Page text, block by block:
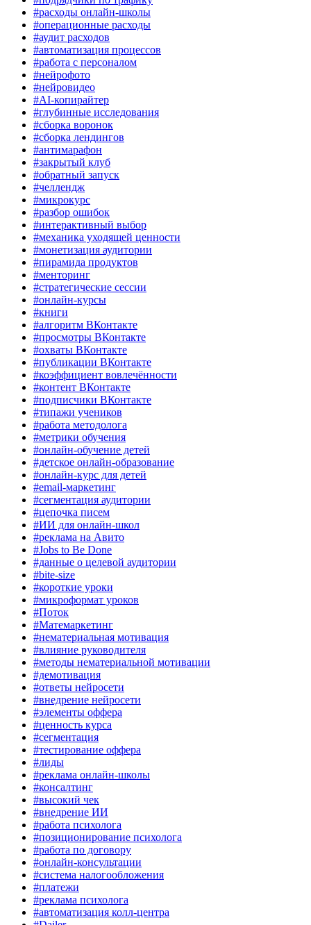
#расходы онлайн-школы
#операционные расходы
#аудит расходов
#автоматизация процессов
#работа с персоналом
#нейрофото
#нейровидео
#AI-копирайтер
#глубинные исследования
#сборка воронок
#сборка лендингов
#антимарафон
#закрытый клуб
#обратный запуск
#челлендж
#микрокурс
#разбор ошибок
#интерактивный выбор
#механика уходящей ценности
#монетизация аудитории
#пирамида продуктов
#менторинг
#стратегические сессии
#онлайн-курсы
#книги
#алгоритм ВКонтакте
#просмотры ВКонтакте
#охваты ВКонтакте
#публикации ВКонтакте
#коэффициент вовлечённости
#контент ВКонтакте
#подписчики ВКонтакте
#типажи учеников
#работа методолога
#метрики обучения
#онлайн-обучение детей
#детское онлайн-образование
#онлайн-курс для детей
#email-маркетинг
#сегментация аудитории
#цепочка писем
#ИИ для онлайн-школ
#реклама на Авито
#Jobs to Be Done
#данные о целевой аудитории
#bite-size
#короткие уроки
#микроформат уроков
#Поток
#Матемаркетинг
#нематериальная мотивация
#влияние руководителя
#методы нематериальной мотивации
#демотивация
#ответы нейросети
#внедрение нейросети
#элементы оффера
#ценность курса
#сегментация
#тестирование оффера
#лиды
#реклама онлайн-школы
#консалтинг
#высокий чек
#внедрение ИИ
#работа психолога
#позиционирование психолога
#работа по договору
#онлайн-консультации
#система налогообложения
#платежи
#реклама психолога
#автоматизация колл-центра